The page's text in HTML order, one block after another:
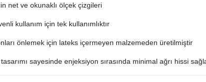
net ve okunaklı ölçek çizgileri
kullanım için tek kullanımlıktır
önlemek için lateks içermeyen malzemeden üretilmiştir
sayesinde enjeksiyon sırasında minimal ağrı hissi